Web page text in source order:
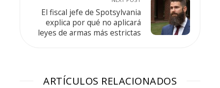
El fiscal jefe de Spotsylvania
explica por qué no aplicará
leyes de armas más estrictas
ARTÍCULOS RELACIONADOS